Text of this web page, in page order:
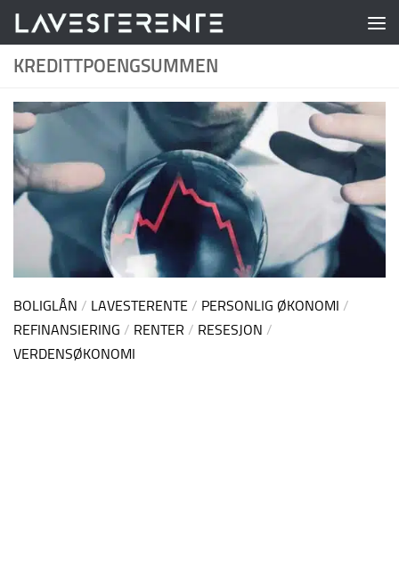
Skip to content
KREDITTPOENGSUMMEN
BOLIGLÅN / LAVESTERENTE / PERSONLIG ØKONOMI /
REFINANSIERING / RENTER / RESESJON /
VERDENSØKONOMI